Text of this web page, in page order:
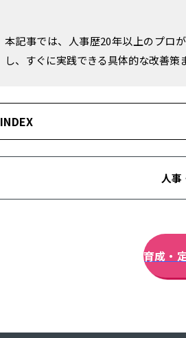
本記事では、人事歴20年以上のプロ
し、すぐに実践できる具体的な改善策
INDEX
人事
育成・